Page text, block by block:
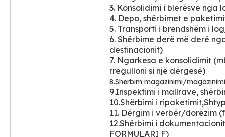
3. Konsolidimi i blerësve nga
4. Depo, shërbimet e
5. Transporti i brendshëm i
6. Shërbime derë më derë
destinacionit)
7. Ngarkesa e konsolidimit
rregulloni si një dërgesë)
8.Shërbim magazinimi/
9.Inspektimi i mallrave,
10.Shërbimi i
11. Dërgim i verbër/dorëzim
12.Shërbimi i
FORMULARI F)